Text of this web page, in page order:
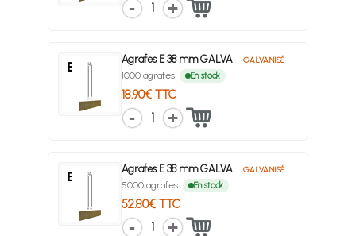
1
Agrafes E 38 mm GALVA GALVANISÉ
1000 agrafes En stock
18.90€ TTC
1
Agrafes E 38 mm GALVA GALVANISÉ
5000 agrafes En stock
52.80€ TTC
1